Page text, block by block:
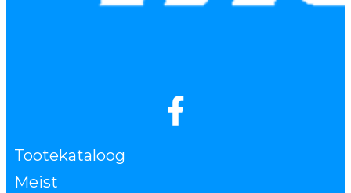
Tootekataloog
Meist